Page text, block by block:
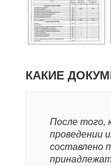
КАКИЕ
После того,
проведении
составлено